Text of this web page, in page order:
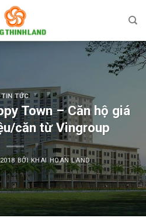
TIN TỨC
Town – Căn hộ giá
căn từ Vingroup
BỞIKHAI HOAN LAND